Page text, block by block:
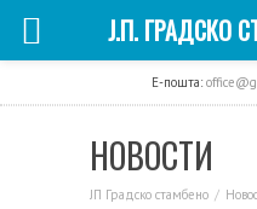
E-пошта:
НОВОСТИ
ЈП Градско стамбено
Ј.П. ГРАДСКО